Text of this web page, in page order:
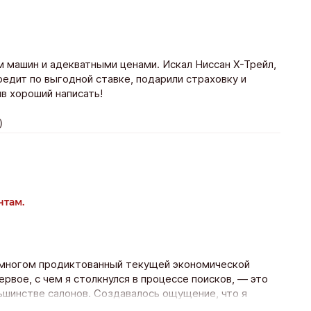
и адекватными ценами. Искал Ниссан Х-Трейл,
по выгодной ставке, подарили страховку и
хороший написать!
продиктованный текущей экономической
с чем я столкнулся в процессе поисков, — это
салонов. Создавалось ощущение, что я